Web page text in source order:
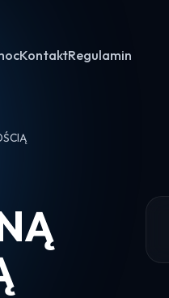
KontaktRegulamin